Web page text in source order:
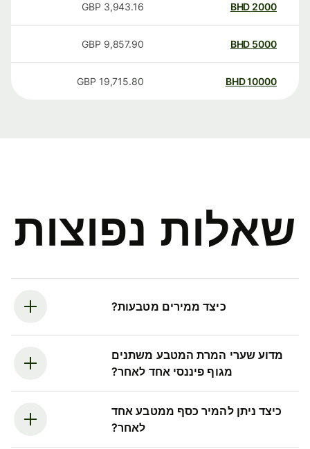
2000
BHD
3,943.16
GBP
5000
BHD
9,857.90
GBP
10000
BHD
19,715.80
GBP
שאלות נפוצות
כיצד ממירים מטבעות?
מדוע שערי המרת המטבע משתנים
מגוף פיננסי אחד לאחר?
כיצד ניתן להמיר כסף ממטבע אחד
לאחר?